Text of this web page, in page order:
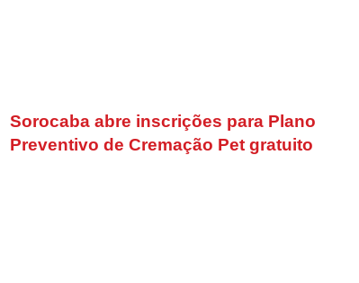
Sorocaba abre inscrições para Plano
Preventivo de Cremação Pet gratuito